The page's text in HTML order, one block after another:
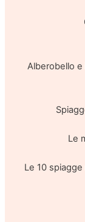
Alberobello e
Le
Le 10